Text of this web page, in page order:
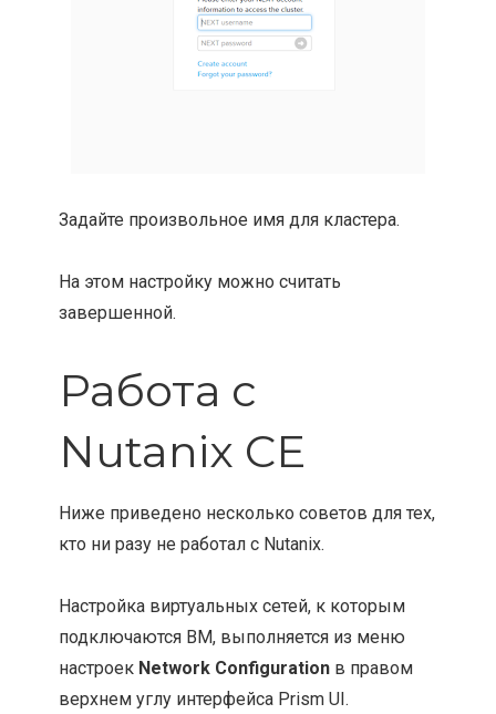
Задайте произвольное имя для кластера.
На этом настройку можно считать
завершенной.
Работа с
Nutanix CE
Ниже приведено несколько советов для тех,
кто ни разу не работал с Nutanix.
Настройка виртуальных сетей, к которым
подключаются ВМ, выполняется из меню
настроек Network Configuration в правом
верхнем углу интерфейса Prism UI.